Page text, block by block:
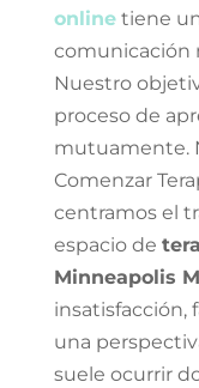
onlinetiene
comunicación
Nuestro
proceso de
mutuamente.
Comenzar
centramos el
espacio de
Minneapolis
insatisfacción,
una
suele ocurrir